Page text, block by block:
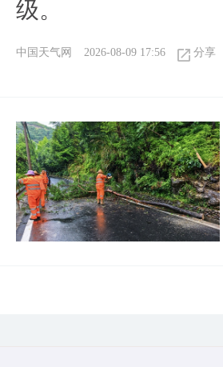
级。
中国天气网 2026-08-09 17:56 分享